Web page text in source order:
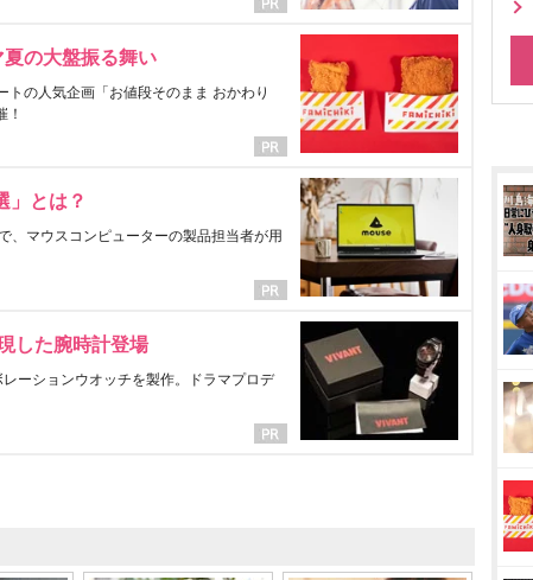
の大盤振る舞い
の人気企画「お値段そのまま おかわり
！
」とは？
、マウスコンピューターの製品担当者が用
した腕時計登場
ーションウオッチを製作。ドラマプロデ